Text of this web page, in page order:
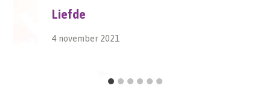
Liefde
4 november 2021